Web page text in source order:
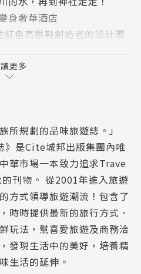
沙灘，夜晚還能聽著浪濤聲
事的美好，沉浸在時光流逝
受揚帆出航的瀟灑
「很美」之意，而確實島如
海水與夢幻白沙的沙灘，以
色。絕美的海洋景致，讓人
揚帆啟航，在船上賞日落、
身奢華酒店
色高根鞋創造者的設計酒
夏洛特街上米其林一星餐
宮重新開放瑪麗皇后私人
萬台幣在太空邊緣享用星
拉五間小屋推出全新體驗
放性靈的大人系休日
之外，無所事事的放空假
的一刻，享受揚帆出航的
，幫自己身心全面升級
更多
所規劃的品味旅遊誌。」
》是Cite城邦出版集團內唯
華市場一本致力追求Trave
刊物。 從2001年進入旅遊
方式領導旅遊潮流！包含了
時時提供最新的旅行方式、
玩法，幫喜愛旅遊及商務洽
發現生活中的美好，培養精
生活的延伸。